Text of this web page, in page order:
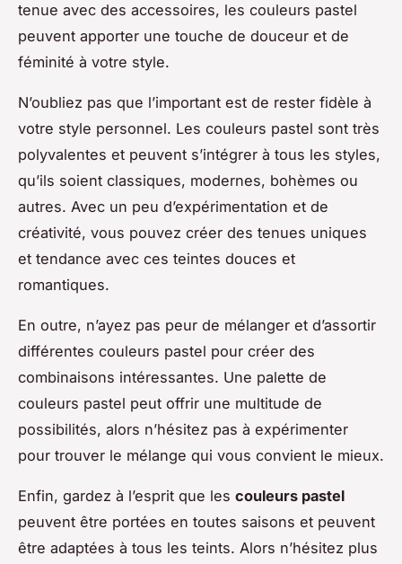
tenue avec des accessoires, les couleurs pastel
peuvent apporter une touche de douceur et de
féminité à votre style.
N’oubliez pas que l’important est de rester fidèle à
votre style personnel. Les couleurs pastel sont très
polyvalentes et peuvent s’intégrer à tous les styles,
qu’ils soient classiques, modernes, bohèmes ou
autres. Avec un peu d’expérimentation et de
créativité, vous pouvez créer des tenues uniques
et tendance avec ces teintes douces et
romantiques.
En outre, n’ayez pas peur de mélanger et d’assortir
différentes couleurs pastel pour créer des
combinaisons intéressantes. Une palette de
couleurs pastel peut offrir une multitude de
possibilités, alors n’hésitez pas à expérimenter
pour trouver le mélange qui vous convient le mieux.
Enfin, gardez à l’esprit que les couleurs pastel
peuvent être portées en toutes saisons et peuvent
être adaptées à tous les teints. Alors n’hésitez plus